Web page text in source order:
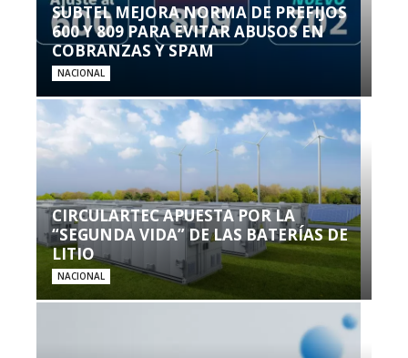
SUBTEL MEJORA NORMA DE PREFIJOS
600 Y 809 PARA EVITAR ABUSOS EN
COBRANZAS Y SPAM
NACIONAL
CIRCULARTEC APUESTA POR LA
“SEGUNDA VIDA” DE LAS BATERÍAS DE
LITIO
NACIONAL